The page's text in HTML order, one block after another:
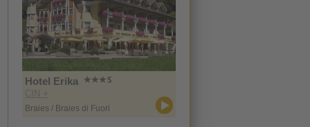
Hotel Erika
CIN +
Braies / Braies di Fuori